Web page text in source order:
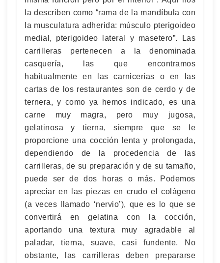
la describen como “rama de la mandíbula con
la musculatura adherida: músculo pterigoideo
medial, pterigoideo lateral y masetero”. Las
carrilleras pertenecen a la denominada
casquería, las que encontramos
habitualmente en las carnicerías o en las
cartas de los restaurantes son de cerdo y de
ternera, y como ya hemos indicado, es una
carne muy magra, pero muy jugosa,
gelatinosa y tierna, siempre que se le
proporcione una cocción lenta y prolongada,
dependiendo de la procedencia de las
carrilleras, de su preparación y de su tamaño,
puede ser de dos horas o más. Podemos
apreciar en las piezas en crudo el colágeno
(a veces llamado ‘nervio’), que es lo que se
convertirá en gelatina con la cocción,
aportando una textura muy agradable al
paladar, tierna, suave, casi fundente. No
obstante, las carrilleras deben prepararse